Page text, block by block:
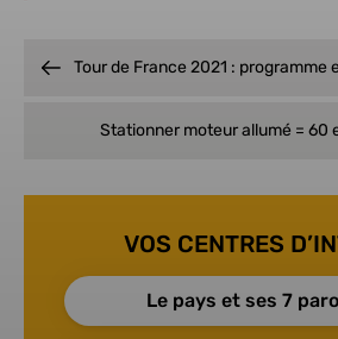
VOS CENTRES
Le pays et ses 7
Tour de France 2021 : programme
Stationner moteur allumé = 60